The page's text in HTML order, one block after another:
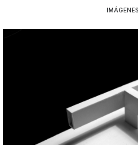
IMÁGENES